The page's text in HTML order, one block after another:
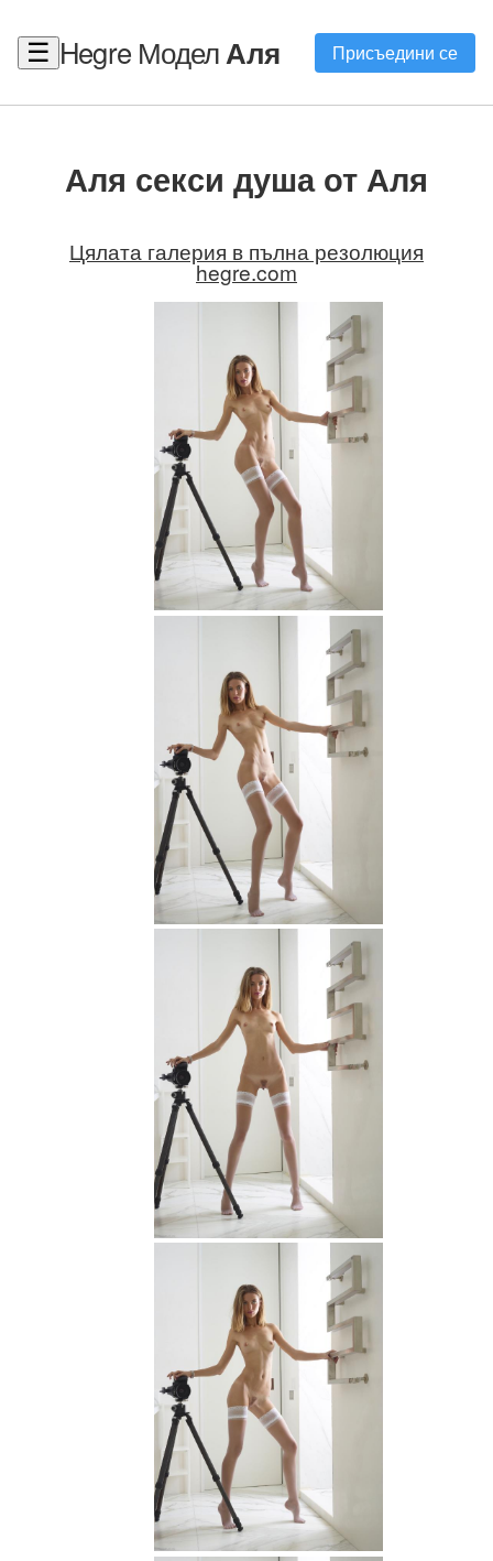
☰ Hegre МоделАля Присъедини се
Аля секси душа от Аля
Цялата галерия в пълна резолюция
hegre.com